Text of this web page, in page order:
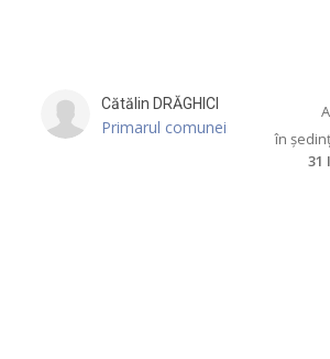
Cătălin DRĂGHICI
Primarul comunei
în
31